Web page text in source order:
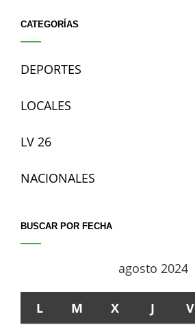
CATEGORÍAS
DEPORTES
LOCALES
LV 26
NACIONALES
BUSCAR POR FECHA
agosto 2024
L M X J V